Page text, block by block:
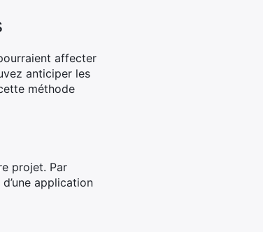
affecter
anticiper les
méthode
projet. Par
application